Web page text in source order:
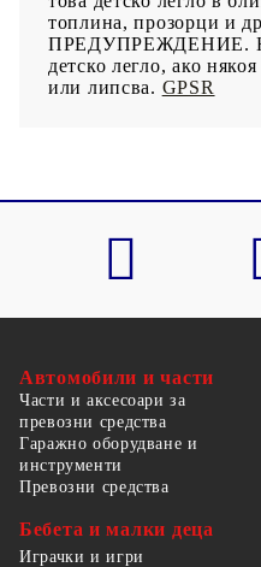
топлина, прозорци и
ПРЕДУПРЕЖДЕНИЕ. Не
детско легло, ако
или липсва. GPSR
Автомобили и части
Части и аксесоари за
превозни средства
Гаражно оборудване и
инструменти
Превозни средства
Бебета и малки деца
Играчки и игри